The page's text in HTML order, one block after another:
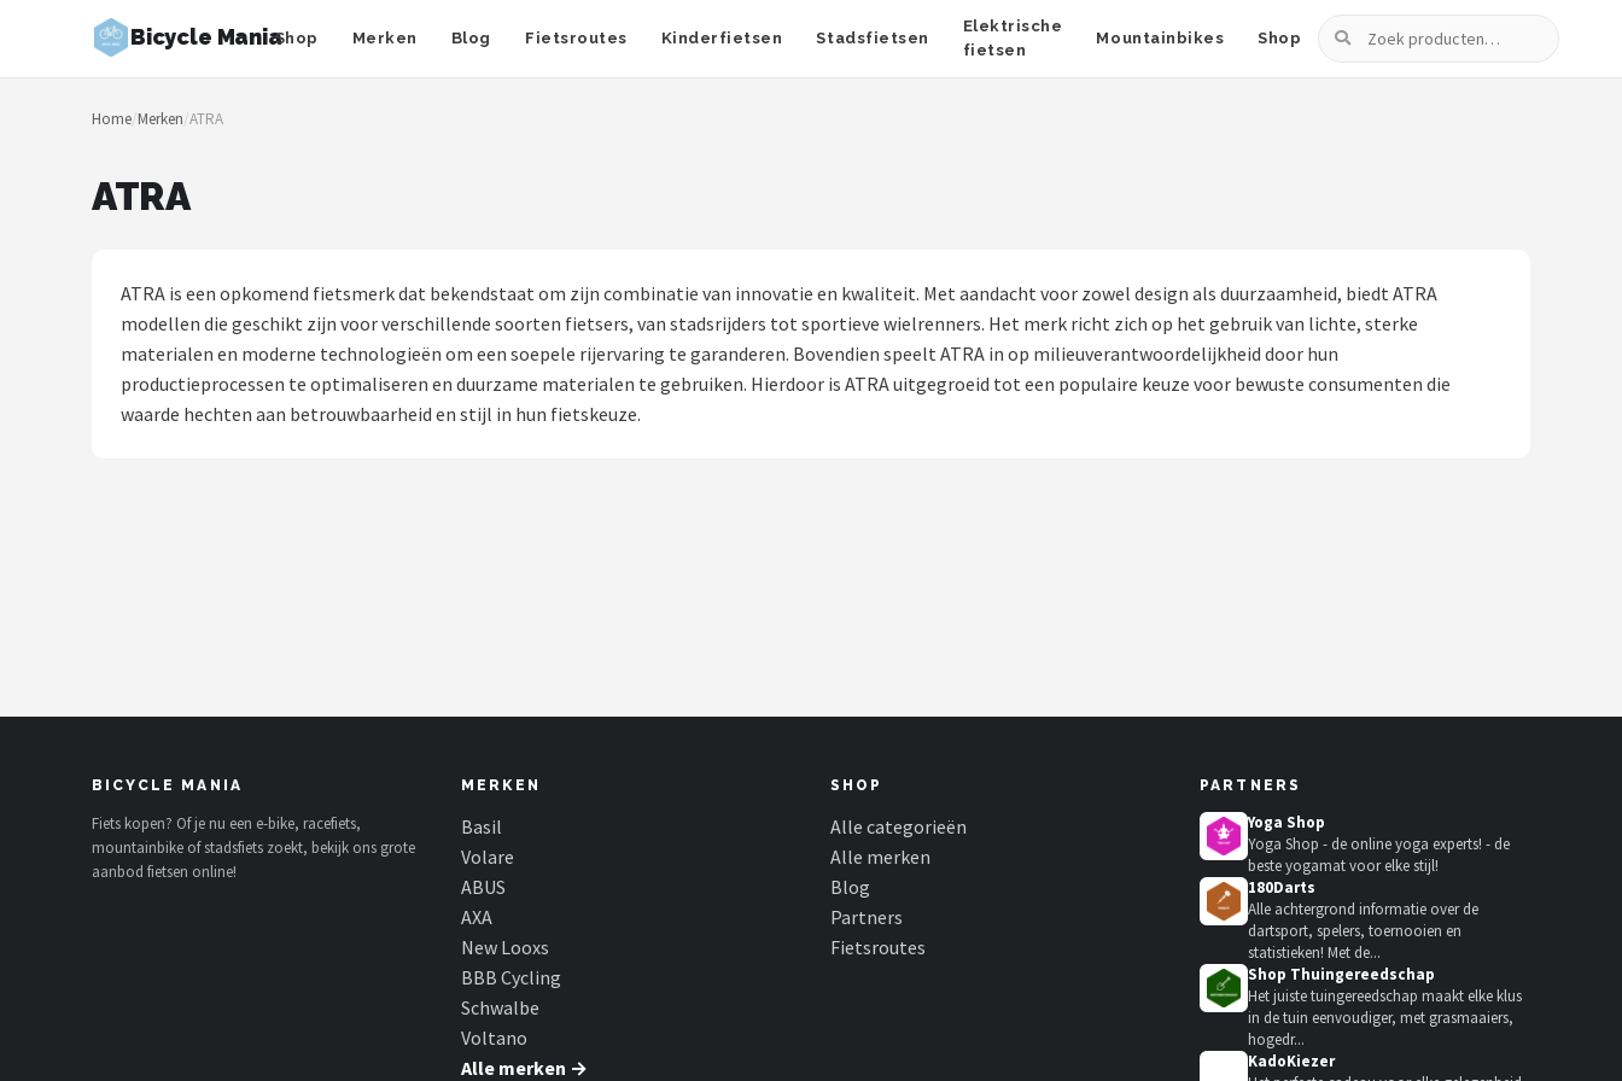
Bicycle ManiaShop Merken Blog Fietsroutes Kinderfietsen Stadsfietsen
Elektrische
fietsen
Mountainbikes Shop
Zoeken
Zoeken
NAVIGATIE
Fietsroutes
Kinderfietsen
Volare
ABUS
Home/Merken/ATRA
ATRA
ATRA is een opkomend fietsmerk dat bekendstaat om zijn combinatie van innovatie en kwaliteit. Met aandacht voor zowel design als duurzaamheid, biedt ATRA
modellen die geschikt zijn voor verschillende soorten fietsers, van stadsrijders tot sportieve wielrenners. Het merk richt zich op het gebruik van lichte, sterke
materialen en moderne technologieën om een soepele rijervaring te garanderen. Bovendien speelt ATRA in op milieuverantwoordelijkheid door hun
productieprocessen te optimaliseren en duurzame materialen te gebruiken. Hierdoor is ATRA uitgegroeid tot een populaire keuze voor bewuste consumenten die
waarde hechten aan betrouwbaarheid en stijl in hun fietskeuze.
BICYCLE MANIA
Fiets kopen? Of je nu een e-bike, racefiets,
mountainbike of stadsfiets zoekt, bekijk ons grote
aanbod fietsen online!
MERKEN
Basil
Volare
ABUS
AXA
New Looxs
BBB Cycling
Schwalbe
Voltano
Alle merken →
SHOP
Alle categorieën
Alle merken
Blog
Partners
Fietsroutes
PARTNERS
Yoga Shop
Yoga Shop - de online yoga experts! - de
beste yogamat voor elke stijl!
180Darts
Alle achtergrond informatie over de
dartsport, spelers, toernooien en
statistieken! Met de...
Shop Thuingereedschap
Het juiste tuingereedschap maakt elke klus
in de tuin eenvoudiger, met grasmaaiers,
hogedr...
KadoKiezer